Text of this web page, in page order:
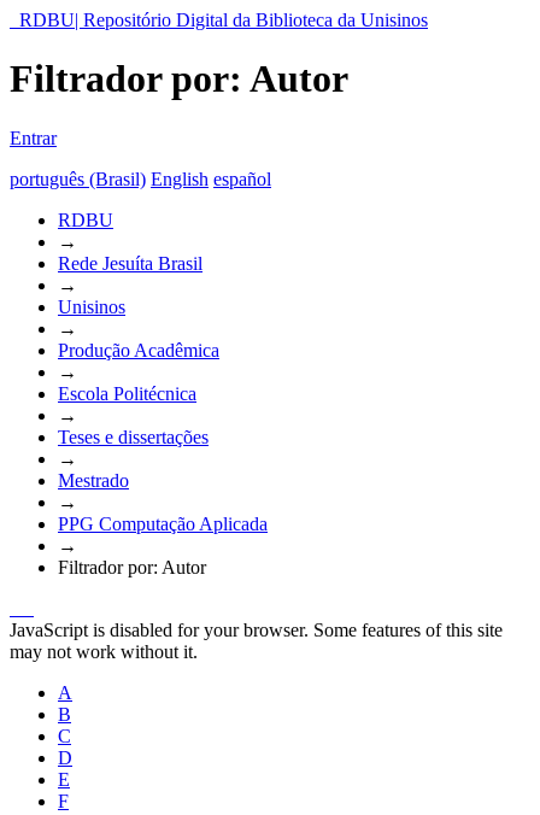
RDBU| Repositório Digital da Biblioteca da Unisinos
Filtrador por: Autor
Entrar
português (Brasil) English español
RDBU
→
Rede Jesuíta Brasil
→
Unisinos
→
Produção Acadêmica
→
Escola Politécnica
→
Teses e dissertações
→
Mestrado
→
PPG Computação Aplicada
→
Filtrador por: Autor
JavaScript is disabled for your browser. Some features of this site
may not work without it.
A
B
C
D
E
F